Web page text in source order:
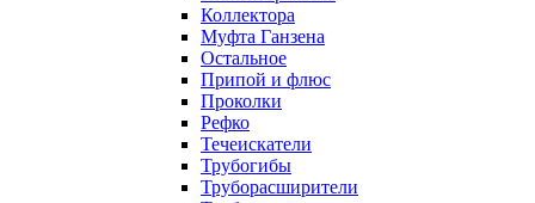
Коллектора
Муфта Ганзена
Остальное
Припой и флюс
Проколки
Рефко
Течеискатели
Трубогибы
Труборасширители